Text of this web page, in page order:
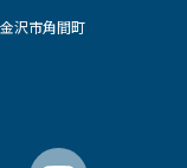
沢市角間町